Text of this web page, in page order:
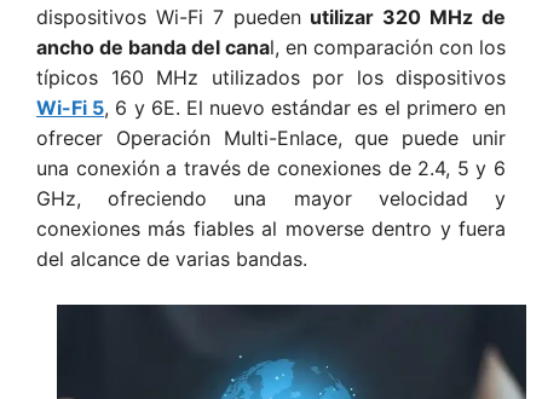
dispositivos Wi-Fi 7 pueden utilizar 320 MHz de
ancho de banda del canal, en comparación con los
típicos 160 MHz utilizados por los dispositivos
Wi-Fi 5, 6 y 6E. El nuevo estándar es el primero en
ofrecer Operación Multi-Enlace, que puede unir
una conexión a través de conexiones de 2.4, 5 y 6
GHz, ofreciendo una mayor velocidad y
conexiones más fiables al moverse dentro y fuera
del alcance de varias bandas.